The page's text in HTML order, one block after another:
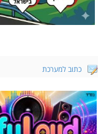
כתוב למערכת